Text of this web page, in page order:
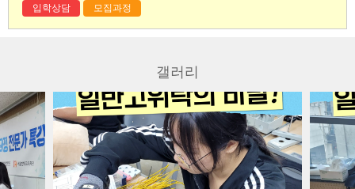
입학상담 모집과정
갤러리